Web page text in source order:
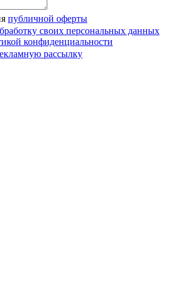
публичной оферты
своих персональных данных
конфиденциальности
рассылку